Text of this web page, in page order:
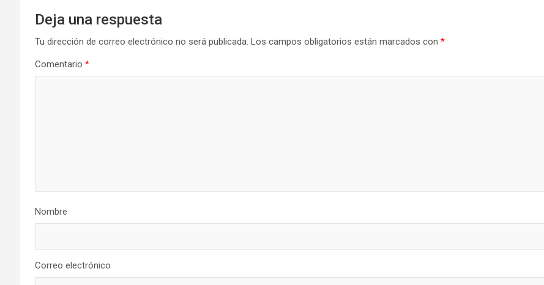
Deja una respuesta
Tu dirección de correo electrónico no será publicada. Los campos obligatorios están marcados con *
Comentario *
Nombre
Correo electrónico